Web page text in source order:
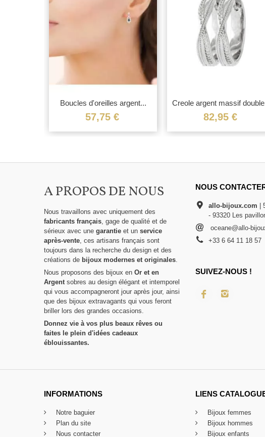
Boucles d'oreilles argent...
57,75 €
Creole argent massif
82,95 €
A PROPOS DE NOUS
Nous travaillons avec uniquement des
fabricants français , gage de qualité et de
sérieux avec une garantie et un service
après-vente , ces artisans français sont
toujours dans la recherche du design et des
créations de bijoux modernes et originales
Nous proposons des bijoux en Or et en
Argent sobres au design élégant et intemporel
qui vous accompagneront jour après jour, ainsi
que des bijoux extravagants qui vous feront
briller lors des grandes occasions.
Donnez vie à vos plus beaux rêves ou
faites le plein d'idées cadeaux
éblouissantes.
NOUS
allo-bijoux.com |
- 93320 Les
oceane@allo-
+33 6 64 11 18 57
SUIVEZ-NOUS !
INFORMATIONS
Notre baguier
Plan du site
Nous contacter
LIENS
Bijoux femmes
Bijoux hommes
Bijoux enfants